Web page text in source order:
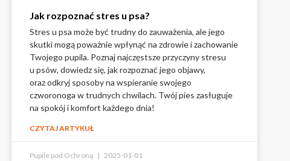
Jak rozpoznać stres u psa?
Stres u psa może być trudny do zauważenia, ale jego
skutki mogą poważnie wpłynąć na zdrowie i zachowanie
Twojego pupila. Poznaj najczęstsze przyczyny stresu
u psów, dowiedz się, jak rozpoznać jego objawy,
oraz odkryj sposoby na wspieranie swojego
czworonoga w trudnych chwilach. Twój pies zasługuje
na spokój i komfort każdego dnia!
CZYTAJ ARTYKUŁ
Pupile pod Ochroną 2025-01-01